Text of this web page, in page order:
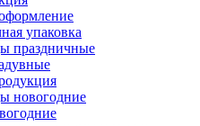
упаковка
праздничные
новогодние